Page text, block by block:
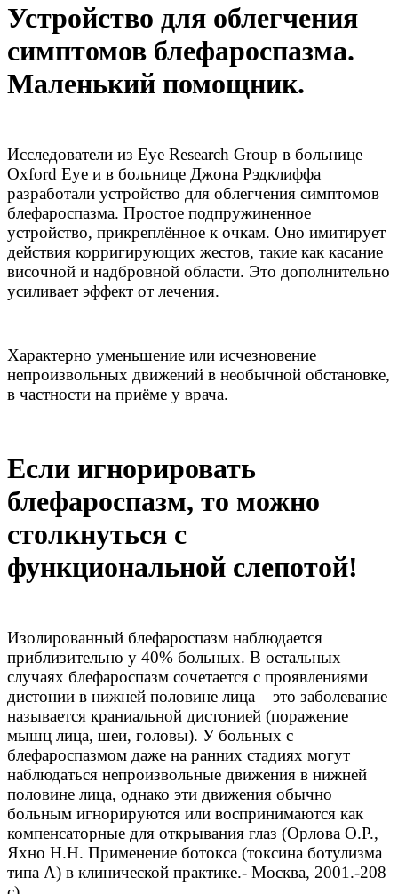
Устройство для облегчения
симптомов блефароспазма.
Маленький помощник.
Исследователи из Eye Research Group в больнице
Oxford Eye и в больнице Джона Рэдклиффа
разработали устройство для облегчения симптомов
блефароспазма. Простое подпружиненное
устройство, прикреплённое к очкам. Оно имитирует
действия корригирующих жестов, такие как касание
височной и надбровной области. Это дополнительно
усиливает эффект от лечения.
Характерно уменьшение или исчезновение
непроизвольных движений в необычной обстановке,
в частности на приёме у врача.
Если игнорировать
блефароспазм, то можно
столкнуться с
функциональной слепотой!
Изолированный блефароспазм наблюдается
приблизительно у 40% больных. В остальных
случаях блефароспазм сочетается с проявлениями
дистонии в нижней половине лица – это заболевание
называется краниальной дистонией (поражение
мышц лица, шеи, головы). У больных с
блефароспазмом даже на ранних стадиях могут
наблюдаться непроизвольные движения в нижней
половине лица, однако эти движения обычно
больным игнорируются или воспринимаются как
компенсаторные для открывания глаз (Орлова О.Р.,
Яхно Н.Н. Применение ботокса (токсина ботулизма
типа А) в клинической практике.- Москва, 2001.-208